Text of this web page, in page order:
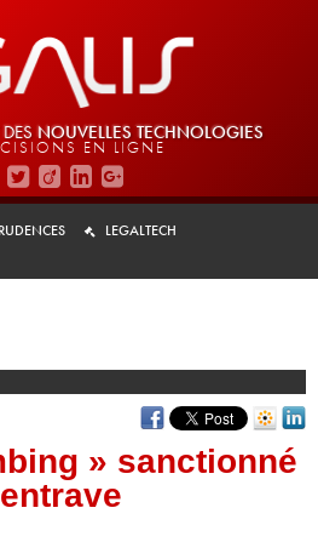
NOUVELLES TECHNOLOGIES
EN LIGNE
LEGALTECH
» sanctionné